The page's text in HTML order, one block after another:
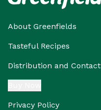
About Greenfields
Tasteful Recipes
Distribution and Contact
Privacy Policy